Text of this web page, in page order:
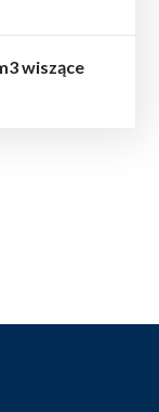
wiszące